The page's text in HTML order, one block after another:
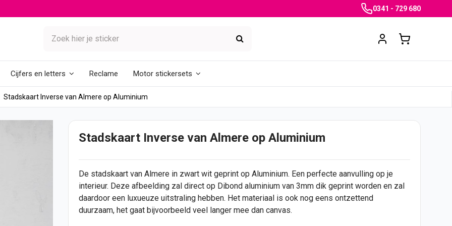
0341 - 729 680
Cijfers en letters Reclame Motor stickersets
Stadskaart Inverse van Almere op Aluminium
Stadskaart Inverse van Almere op Aluminium
De stadskaart van Almere in zwart wit geprint op Aluminium. Een perfecte aanvulling op je
interieur. Deze afbeelding zal direct op Dibond aluminium van 3mm dik geprint worden en zal
daardoor een luxueuze uitstraling hebben. Het materiaal is ook nog eens ontzettend
duurzaam, het gaat bijvoorbeeld veel langer mee dan canvas.